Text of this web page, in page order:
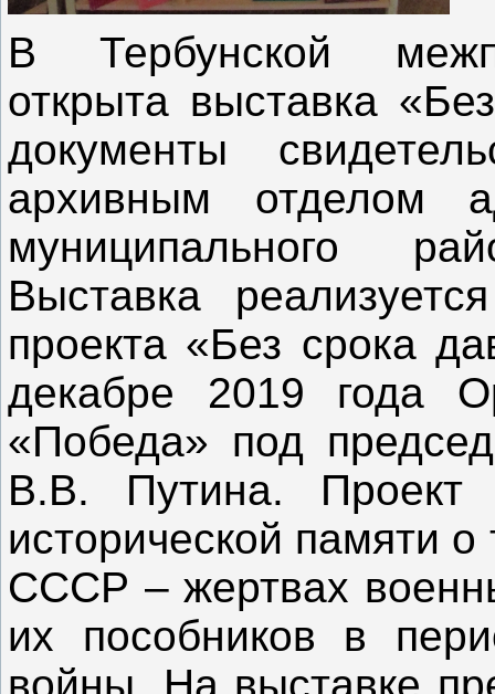
В Тербунской
открыта выставка
документы
архивным отделом
муниципального
Выставка
проекта «Без срока
декабре 2019 года
«Победа» под
В.В. Путина. Проект
исторической памяти
СССР – жертвах
их пособников в